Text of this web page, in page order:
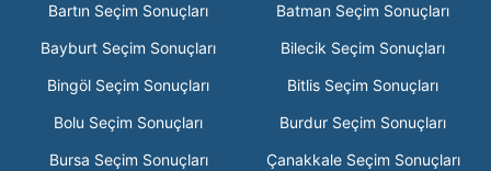
Bartın Seçim Sonuçları
Batman Seçim Sonuçları
Bayburt Seçim Sonuçları
Bilecik Seçim Sonuçları
Bingöl Seçim Sonuçları
Bitlis Seçim Sonuçları
Bolu Seçim Sonuçları
Burdur Seçim Sonuçları
Bursa Seçim Sonuçları
Çanakkale Seçim Sonuçları